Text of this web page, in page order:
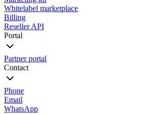
Whitelabel marketplace
Billing
Reseller API
Portal
Partner portal
Contact
Phone
Email
WhatsApp